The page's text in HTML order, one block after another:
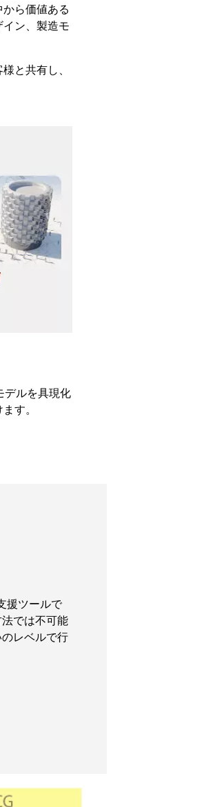
ら価値ある
ン、製造モ
と共有し、
デルを具現化
す。
援ツールで
では不可能
レベルで行